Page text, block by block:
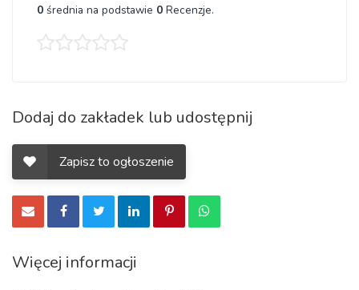
0 średnia na podstawie 0 Recenzje.
Dodaj do zakładek lub udostępnij
Zapisz to ogłoszenie
Więcej informacji